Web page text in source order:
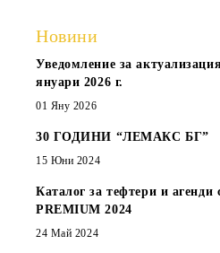
Новини
Уведомление за
януари 2026 г.
01 Яну 2026
30 ГОДИНИ “ЛЕМАКС БГ”
15 Юни 2024
Каталог за тефтери и
PREMIUM 2024
24 Май 2024